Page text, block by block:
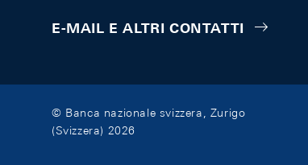
E-MAIL E ALTRI CONTATTI
© Banca nazionale svizzera, Zurigo
(Svizzera) 2026